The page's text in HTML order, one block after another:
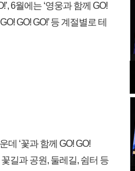
6월에는 ‘영웅과 함께 GO!
GO! GO!’ 등 계절별로 테
‘꽃과 함께 GO! GO!
길과 공원, 둘레길, 쉼터 등